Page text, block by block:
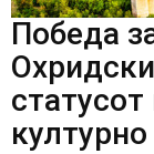
Победа